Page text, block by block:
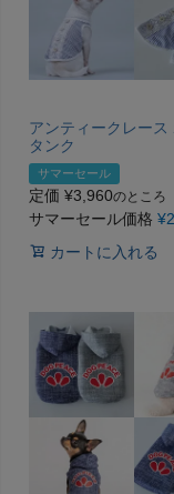
アンティークレース
タンク
サマーセール
定価 ¥3,960のところ
サマーセール価格 ¥
カートに入れる